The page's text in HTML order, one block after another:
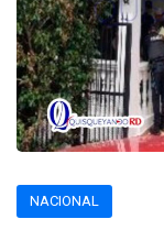
NACIONAL